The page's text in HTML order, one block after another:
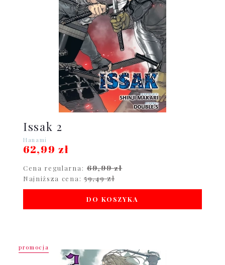
Issak 2
Hanami
62,99 zł
Cena regularna: 69,99 zł
Najniższa cena: 59,49 zł
DO KOSZYKA
promocja